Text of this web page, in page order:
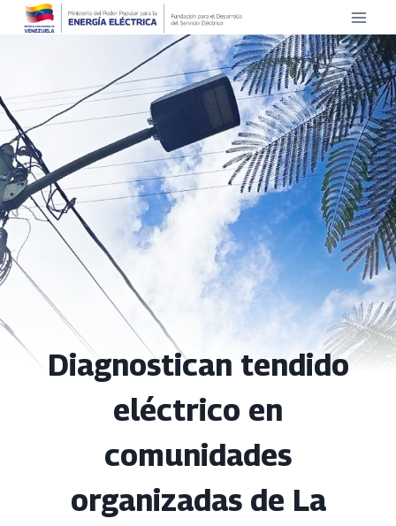
Saltar
Diagnostican tendido
eléctrico en
comunidades
organizadas de La